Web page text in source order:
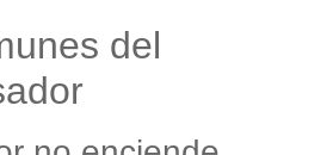
del